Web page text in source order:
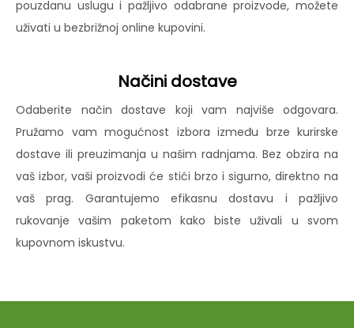
pouzdanu uslugu i pažljivo odabrane proizvode, možete
uživati u bezbrižnoj online kupovini.
Načini dostave
Odaberite način dostave koji vam najviše odgovara.
Pružamo vam mogućnost izbora između brze kurirske
dostave ili preuzimanja u našim radnjama. Bez obzira na
vaš izbor, vaši proizvodi će stići brzo i sigurno, direktno na
vaš prag. Garantujemo efikasnu dostavu i pažljivo
rukovanje vašim paketom kako biste uživali u svom
kupovnom iskustvu.